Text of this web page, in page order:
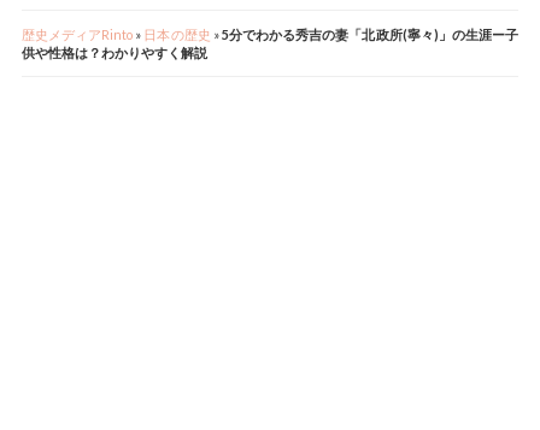
歴史メディアRinto » 日本の歴史 »5分でわかる秀吉の妻「北政所(寧々)」の生涯ー子
供や性格は？わかりやすく解説